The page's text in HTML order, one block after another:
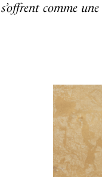
comme